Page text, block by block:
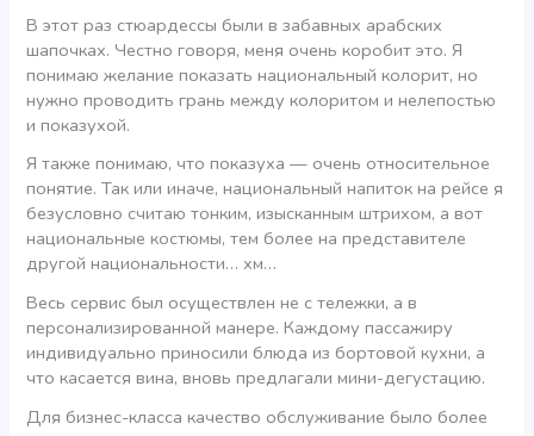
В этот раз стюардессы были в забавных арабских
шапочках. Честно говоря, меня очень коробит это. Я
понимаю желание показать национальный колорит, но
нужно проводить грань между колоритом и нелепостью
и показухой.
Я также понимаю, что показуха — очень относительное
понятие. Так или иначе, национальный напиток на рейсе я
безусловно считаю тонким, изысканным штрихом, а вот
национальные костюмы, тем более на представителе
другой национальности… хм…
Весь сервис был осуществлен не с тележки, а в
персонализированной манере. Каждому пассажиру
индивидуально приносили блюда из бортовой кухни, а
что касается вина, вновь предлагали мини-дегустацию.
Для бизнес-класса качество обслуживание было более